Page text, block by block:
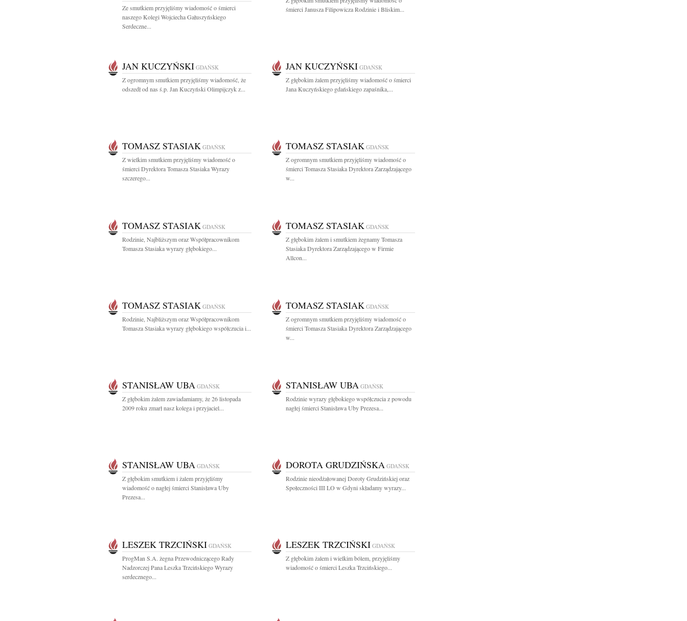
Ze smutkiem przyjęliśmy wiadomość o śmierci
naszego Kolegi Wojciecha Gałuszyńskiego
Serdeczne...
śmierci Janusza Filipowicza Rodzinie i Bliskim...
JAN KUCZYŃSKI GDAŃSK
Z ogromnym smutkiem przyjęliśmy wiadomość, że
odszedł od nas ś.p. Jan Kuczyński Olimpijczyk z...
JAN KUCZYŃSKI GDAŃSK
Z głębokim żalem przyjęliśmy wiadomość o śmierci
Jana Kuczyńskiego gdańskiego zapaśnika,...
TOMASZ STASIAK GDAŃSK
Z wielkim smutkiem przyjęliśmy wiadomość o
śmierci Dyrektora Tomasza Stasiaka Wyrazy
szczerego...
TOMASZ STASIAK GDAŃSK
Z ogromnym smutkiem przyjęliśmy wiadomość o
śmierci Tomasza Stasiaka Dyrektora Zarządzającego
w...
TOMASZ STASIAK GDAŃSK
Rodzinie, Najbliższym oraz Współpracownikom
Tomasza Stasiaka wyrazy głębokiego...
TOMASZ STASIAK GDAŃSK
Z głębokim żalem i smutkiem żegnamy Tomasza
Stasiaka Dyrektora Zarządzającego w Firmie
Allcon...
TOMASZ STASIAK GDAŃSK
Rodzinie, Najbliższym oraz Współpracownikom
Tomasza Stasiaka wyrazy głębokiego współczucia i...
TOMASZ STASIAK GDAŃSK
Z ogromnym smutkiem przyjęliśmy wiadomość o
śmierci Tomasza Stasiaka Dyrektora Zarządzającego
w...
STANISŁAW UBA GDAŃSK
Z głębokim żalem zawiadamiamy, że 26 listopada
2009 roku zmarł nasz kolega i przyjaciel...
STANISŁAW UBA GDAŃSK
Rodzinie wyrazy głębokiego współczucia z powodu
nagłej śmierci Stanisława Uby Prezesa...
STANISŁAW UBA GDAŃSK
Z głębokim smutkiem i żalem przyjęliśmy
wiadomość o nagłej śmierci Stanisława Uby
Prezesa...
DOROTA GRUDZIŃSKA GDAŃSK
Rodzinie nieodżałowanej Doroty Grudzińskiej oraz
Społeczności III LO w Gdyni składamy wyrazy...
LESZEK TRZCIŃSKI GDAŃSK
ProgMan S.A. żegna Przewodniczącego Rady
Nadzorczej Pana Leszka Trzcińskiego Wyrazy
serdecznego...
LESZEK TRZCIŃSKI GDAŃSK
Z głębokim żalem i wielkim bólem, przyjęliśmy
wiadomość o śmierci Leszka Trzcińskiego...